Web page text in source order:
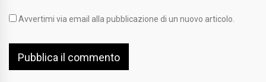
Avvertimi via email alla pubblicazione di un nuovo articolo.